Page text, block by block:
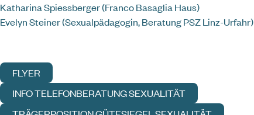
Katharina Spiessberger (Franco Basaglia Haus)
Evelyn Steiner (Sexualpädagogin, Beratung PSZ Linz-Urfahr)
FLYER
INFO TELEFONBERATUNG SEXUALITÄT